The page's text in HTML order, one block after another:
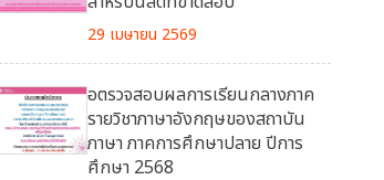
29 เมษายน 2569
อตรวจสอบผลการเรียนกลางภาค
รายวิชาภาษาอังกฤษของสถาบัน
ภาษา ภาคการศึกษาปลาย ปีการ
ศึกษา 2568